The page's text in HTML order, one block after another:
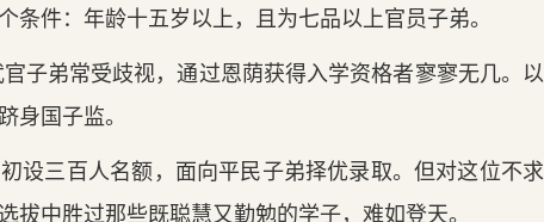
条件：年龄十五岁以上，且为七品以上官员子弟。
子弟常受歧视，通过恩荫获得入学资格者寥寥无几。以
身国子监。
设三百人名额，面向平民子弟择优录取。但对这位不求
中胜过那些既聪慧又勤勉的学子，难如登天。